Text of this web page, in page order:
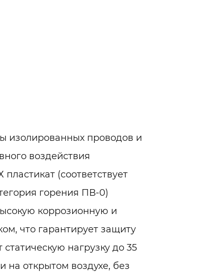
изолированных проводов и
воздействия
(соответствует
горения ПВ-0)
коррозионную и
что гарантирует защиту
нагрузку до 35
на открытом воздухе, без